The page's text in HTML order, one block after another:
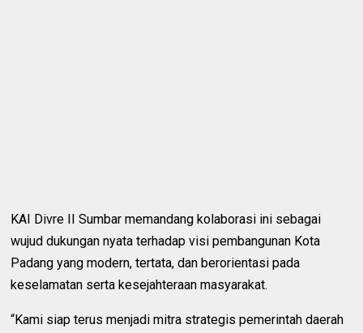
KAI Divre II Sumbar memandang kolaborasi ini sebagai
wujud dukungan nyata terhadap visi pembangunan Kota
Padang yang modern, tertata, dan berorientasi pada
keselamatan serta kesejahteraan masyarakat.
“Kami siap terus menjadi mitra strategis pemerintah daerah